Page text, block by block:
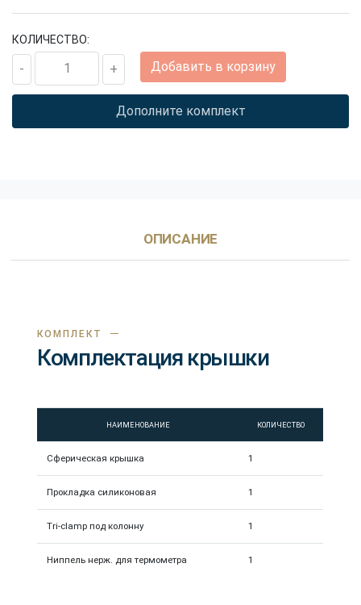
КОЛИЧЕСТВО:
Quantity Добавить в корзину
Дополните комплект
ОПИСАНИЕ
КОМПЛЕКТ
Комплектация крышки
НАИМЕНОВАНИЕ КОЛИЧЕСТВО
Сферическая крышка 1
Прокладка силиконовая 1
Tri-clamp под колонну 1
Ниппель нерж. для термометра 1